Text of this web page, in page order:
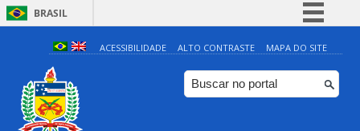
BRASIL
Simplifique!
Comunica BR
Participe
ACESSIBILIDADE ALTO CONTRASTE MAPA DO SITE